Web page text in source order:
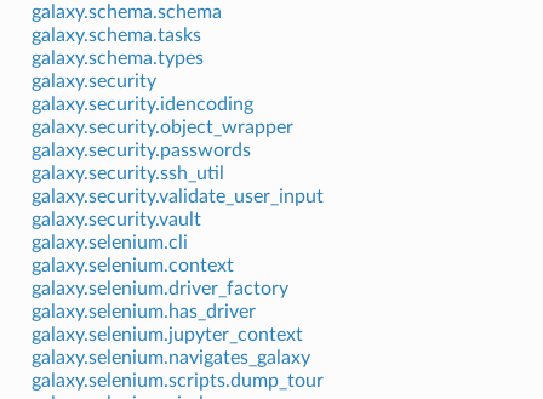
galaxy.schema.schema
galaxy.schema.tasks
galaxy.schema.types
galaxy.security
galaxy.security.idencoding
galaxy.security.object_wrapper
galaxy.security.passwords
galaxy.security.ssh_util
galaxy.security.validate_user_input
galaxy.security.vault
galaxy.selenium.cli
galaxy.selenium.context
galaxy.selenium.driver_factory
galaxy.selenium.has_driver
galaxy.selenium.jupyter_context
galaxy.selenium.navigates_galaxy
galaxy.selenium.scripts.dump_tour